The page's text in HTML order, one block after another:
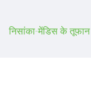
निसांका-मेंडिस के